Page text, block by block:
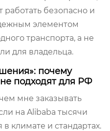
работать безопасно и
элементом
транспорта, а не
для владельца.
почему
подходят для РФ
мне заказывать
на Alibaba тысячи
климате и стандартах.